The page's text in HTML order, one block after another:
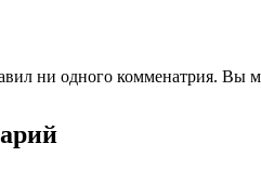
ни одного комменатрия. Вы